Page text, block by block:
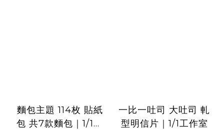
麵包主題 114枚 貼紙
包 共7款麵包｜1/1工
一比一吐司 大吐司 軋
型明信片｜1/1工作室